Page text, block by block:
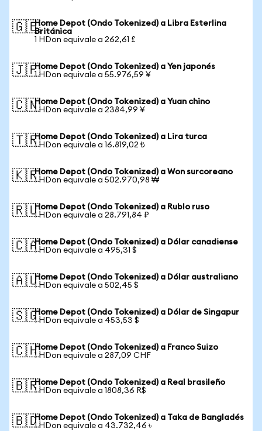
🇬🇧Home Depot (Ondo Tokenized) a Libra Esterlina
Británica
1 HDon equivale a 262,61 £
🇯🇵Home Depot (Ondo Tokenized) a Yen japonés
1 HDon equivale a 55.976,59 ¥
🇨🇳Home Depot (Ondo Tokenized) a Yuan chino
1 HDon equivale a 2384,99 ¥
🇹🇷Home Depot (Ondo Tokenized) a Lira turca
1 HDon equivale a 16.819,02 ₺
🇰🇷Home Depot (Ondo Tokenized) a Won surcoreano
1 HDon equivale a 502.970,98 ₩
🇷🇺Home Depot (Ondo Tokenized) a Rublo ruso
1 HDon equivale a 28.791,84 ₽
🇨🇦Home Depot (Ondo Tokenized) a Dólar canadiense
1 HDon equivale a 495,31 $
🇦🇺Home Depot (Ondo Tokenized) a Dólar australiano
1 HDon equivale a 502,45 $
🇸🇬Home Depot (Ondo Tokenized) a Dólar de Singapur
1 HDon equivale a 453,53 $
🇨🇭Home Depot (Ondo Tokenized) a Franco Suizo
1 HDon equivale a 287,09 CHF
🇧🇷Home Depot (Ondo Tokenized) a Real brasileño
1 HDon equivale a 1808,36 R$
🇧🇩Home Depot (Ondo Tokenized) a Taka de Bangladés
1 HDon equivale a 43.732,46 ৳